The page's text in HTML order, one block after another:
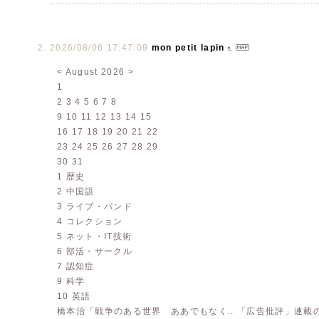
2026/08/06 17:47:09 mon petit lapin
< August 2026 >
1
2 3 4 5 6 7 8
9 10 11 12 13 14 15
16 17 18 19 20 21 22
23 24 25 26 27 28 29
30 31
1 歴史
2 中国語
3 ライブ・バンド
4 コレクション
5 ネット・IT技術
6 部活・サークル
7 認知症
9 科学
10 英語
橋本治「戦争のある世界 ああでもなく.. 「広告批評」連載